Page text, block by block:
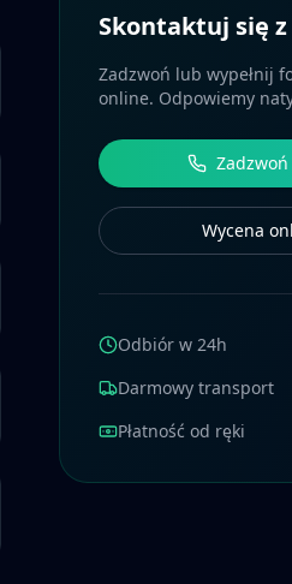
Skontaktuj się
Zadzwoń lub wypełnij
online. Odpowiemy
Wycena
Odbiór w 24h
Darmowy transport
Płatność od ręki